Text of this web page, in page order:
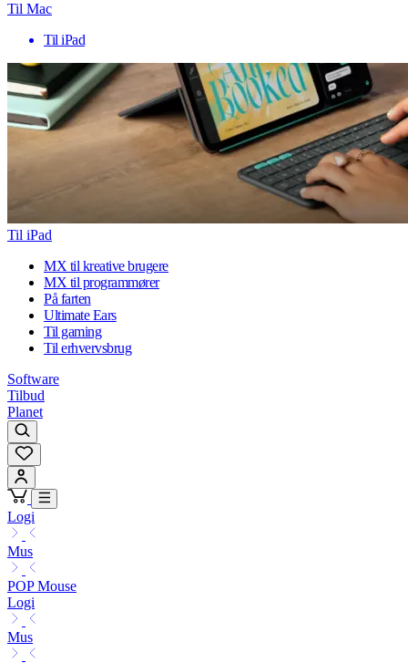
Til Mac
Til iPad
Til iPad
MX til kreative brugere
MX til programmører
På farten
Ultimate Ears
Til gaming
Til erhvervsbrug
Software
Tilbud
Planet
Logi
Mus
POP Mouse
Logi
Mus